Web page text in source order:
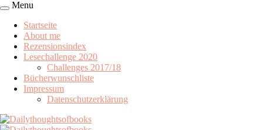
Menu
Startseite
About me
Rezensionsindex
Lesechallenge 2020
Challenges 2017/18
Bücherwunschliste
Impressum
Datenschutzerklärung